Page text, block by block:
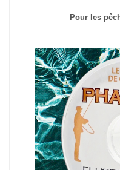
Pour les